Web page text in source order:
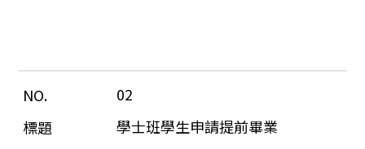
02
學士班學生申請提前畢業